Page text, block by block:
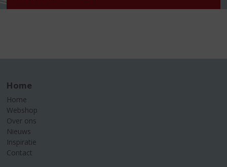
Home
Home
Webshop
Over ons
Nieuws
Inspiratie
Contact